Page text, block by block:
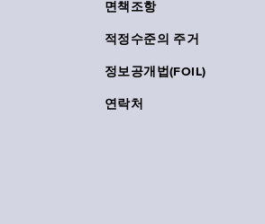
면책조항
적정수준의 주거
정보공개법(FOIL)
연락처